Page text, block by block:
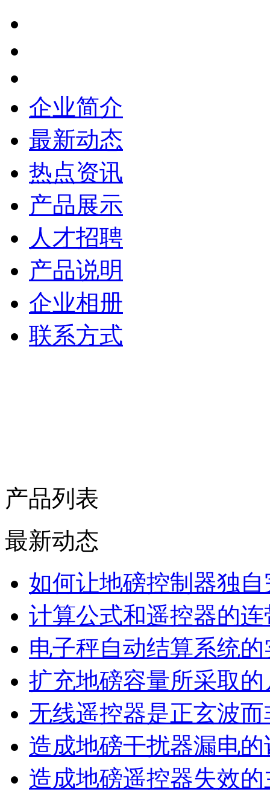
企业简介
最新动态
热点资讯
产品展示
人才招聘
产品说明
企业相册
联系方式
产品列表
最新动态
如何让地磅控制器独
计算公式和遥控器的
电子秤自动结算系统
扩充地磅容量所采取
无线遥控器是正玄波
造成地磅干扰器漏电
造成地磅遥控器失效